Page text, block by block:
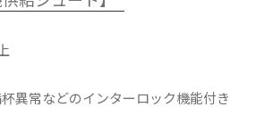
異常などのインターロック機能付き